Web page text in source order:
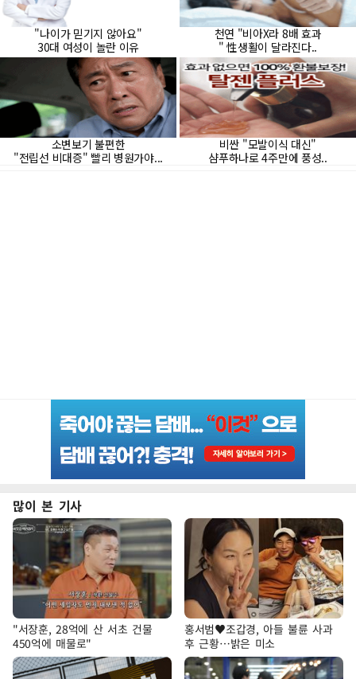
많이 본 기사
"서장훈, 28억에 산 서초 건물
450억에 매물로"
홍서범♥조갑경, 아들 불륜 사과
후 근황…밝은 미소